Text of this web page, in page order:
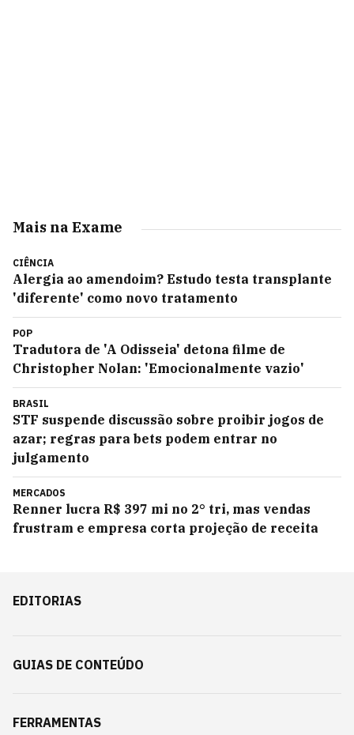
Mais na Exame
CIÊNCIA
Alergia ao amendoim? Estudo testa transplante
'diferente' como novo tratamento
POP
Tradutora de 'A Odisseia' detona filme de
Christopher Nolan: 'Emocionalmente vazio'
BRASIL
STF suspende discussão sobre proibir jogos de
azar; regras para bets podem entrar no
julgamento
MERCADOS
Renner lucra R$ 397 mi no 2° tri, mas vendas
frustram e empresa corta projeção de receita
EDITORIAS
GUIAS DE CONTEÚDO
FERRAMENTAS